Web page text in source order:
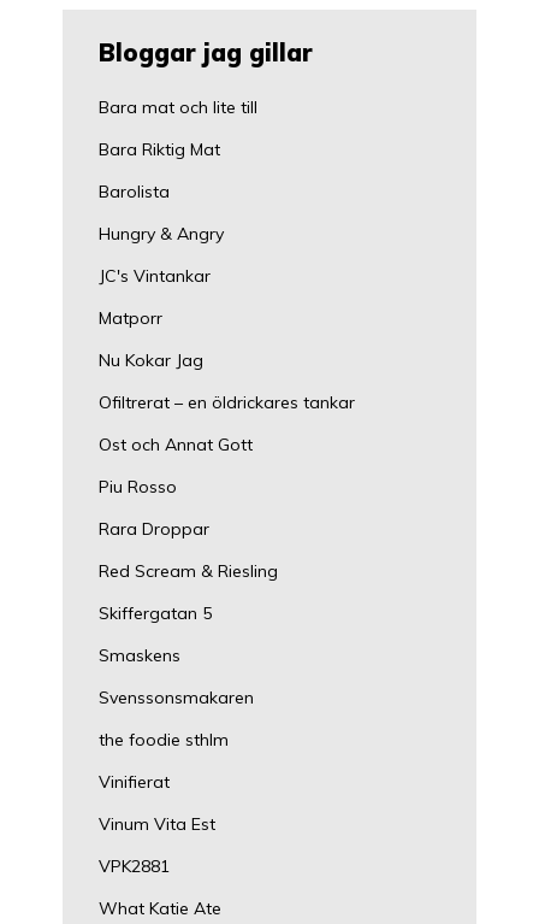
Bloggar jag gillar
Bara mat och lite till
Bara Riktig Mat
Barolista
Hungry & Angry
JC's Vintankar
Matporr
Nu Kokar Jag
Ofiltrerat – en öldrickares tankar
Ost och Annat Gott
Piu Rosso
Rara Droppar
Red Scream & Riesling
Skiffergatan 5
Smaskens
Svenssonsmakaren
the foodie sthlm
Vinifierat
Vinum Vita Est
VPK2881
What Katie Ate